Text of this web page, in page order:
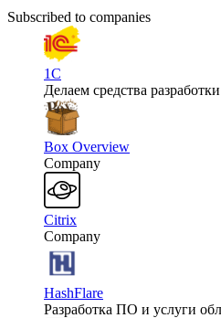
Subscribed to companies
1С
Делаем средства
Box Overview
Company
Citrix
Company
HashFlare
Разработка ПО и услуги